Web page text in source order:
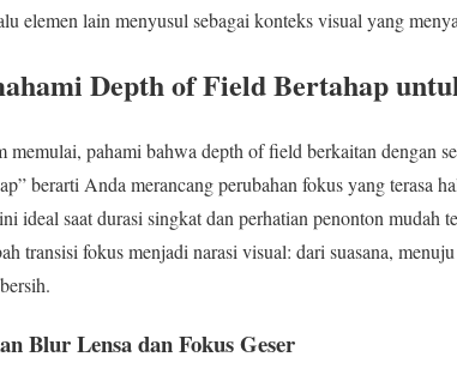
elemen lain menyusul sebagai konteks visual yang
Depth of Field Bertahap
memulai, pahami bahwa depth of field berkaitan dengan
berarti Anda merancang perubahan fokus yang terasa
ideal saat durasi singkat dan perhatian penonton mudah
transisi fokus menjadi narasi visual: dari suasana,
Blur Lensa dan Fokus Geser